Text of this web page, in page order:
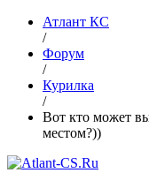
Атлант КС
/
Форум
/
Курилка
/
Вот кто может
местом?))